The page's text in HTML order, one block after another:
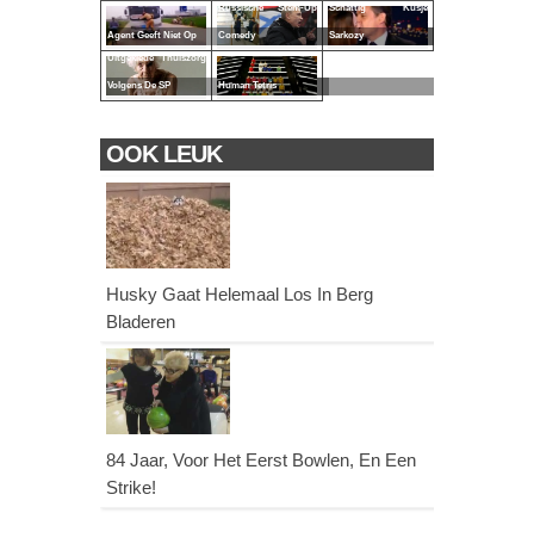
Agent Geeft Niet Op
Russische Stem-Up
Comedy
Schattig Kusje
Sarkozy
Uitgeklede Thuiszorg
Volgens De SP Human Tetris
OOK LEUK
Husky Gaat Helemaal Los In Berg
Bladeren
84 Jaar, Voor Het Eerst Bowlen, En Een
Strike!